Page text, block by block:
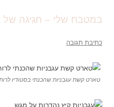
במטבח שלי – חגיגה של
כתיבת תגובה
טארט קשת עגבניות שהכנתי בסטודיו